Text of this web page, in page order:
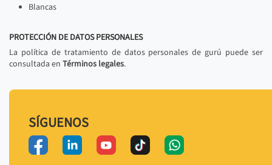
Blancas
PROTECCIÓN DE DATOS PERSONALES
La política de tratamiento de datos personales de gurú puede ser
consultada en Términos legales.
SÍGUENOS